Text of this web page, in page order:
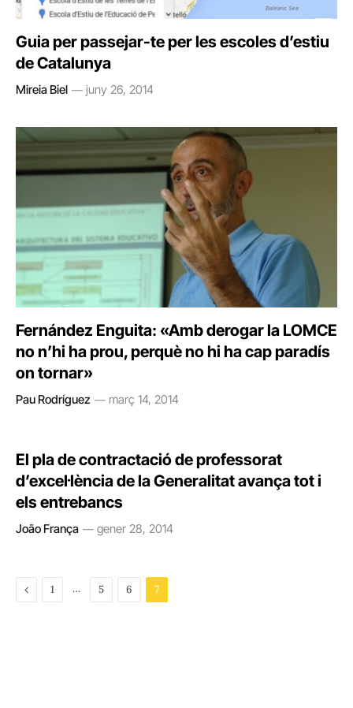
Guia per passejar-te per les escoles d’estiu
de Catalunya
Mireia Biel juny 26, 2014
Fernández Enguita: «Amb derogar la LOMCE
no n’hi ha prou, perquè no hi ha cap paradís
on tornar»
Pau Rodríguez març 14, 2014
El pla de contractació de professorat
d’excel·lència de la Generalitat avança tot i
els entrebancs
João França gener 28, 2014
Previous
1 … 5 6 7